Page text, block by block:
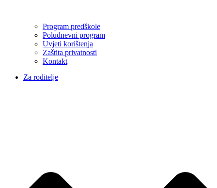
Program predškole
Poludnevni program
Uvjeti korištenja
Zaštita privatnosti
Kontakt
Za roditelje